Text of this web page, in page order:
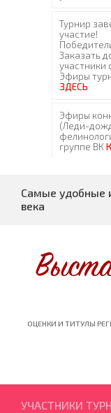
Самые удобные
века
ОЦЕНКИ И ТИТУЛЫ
УЧАСТНИКИ